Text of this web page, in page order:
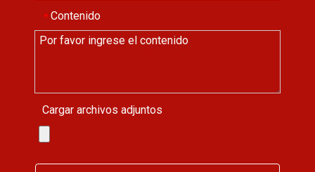
* Contenido
Cargar archivos adjuntos